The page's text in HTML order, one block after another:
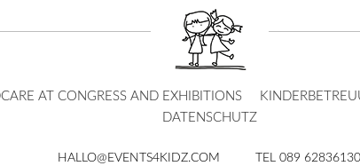
AT CONGRESS AND EXHIBITIONS
DATENSCHUTZ
HALLO@EVENTS4KIDZ.COM TEL 089 62836130